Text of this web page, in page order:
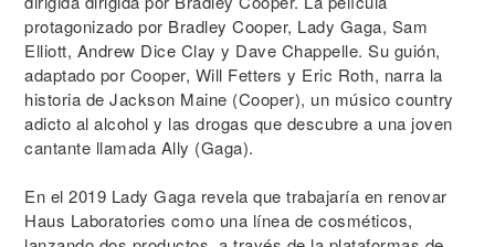
protagonizado por Bradley Cooper, Lady Gaga, Sam
Elliott, Andrew Dice Clay y Dave Chappelle. Su guión,
adaptado por Cooper, Will Fetters y Eric Roth, narra la
historia de Jackson Maine (Cooper), un músico country
adicto al alcohol y las drogas que descubre a una joven
cantante llamada Ally (Gaga).
En el 2019 Lady Gaga revela que trabajaría en renovar
Haus Laboratories como una línea de cosméticos,